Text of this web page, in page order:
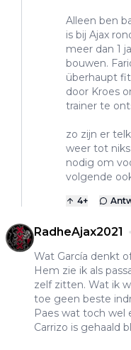
Alleen ben
is bij Ajax
meer dan 1
bouwen.
überhaupt
door Kroes
trainer te
zo zijn er
weer tot
nodig om
volgende
4+
RadheAjax2021
Wat García denkt
Hem zie ik als
zelf zitten. Wat ik
toe geen beste
Paes wat toch wel
Carrizo is gehaald